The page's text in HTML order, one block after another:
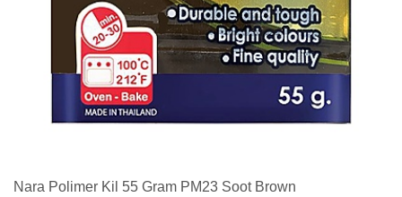
Nara Polimer Kil 55 Gram PM23 Soot Brown